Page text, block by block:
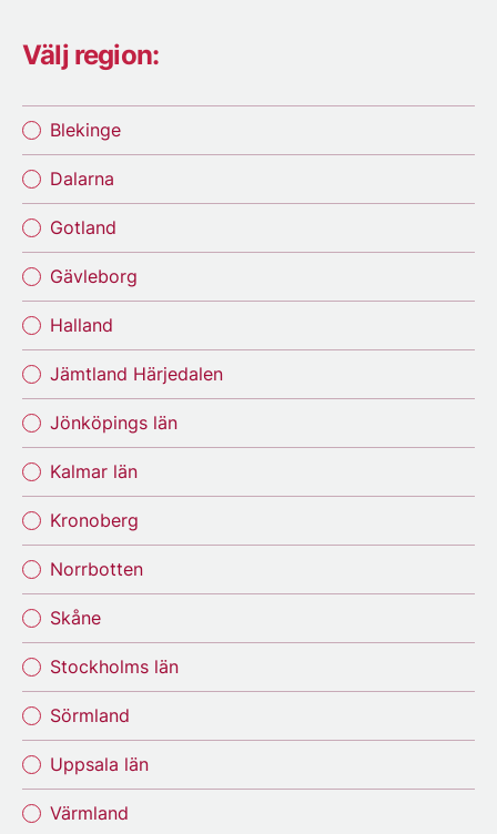
Välj region:
Blekinge
Dalarna
Gotland
Gävleborg
Halland
Jämtland Härjedalen
Jönköpings län
Kalmar län
Kronoberg
Norrbotten
Skåne
Stockholms län
Sörmland
Uppsala län
Värmland